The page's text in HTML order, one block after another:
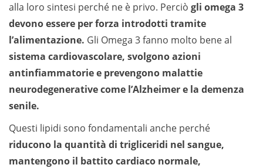
alla loro sintesi perché ne è privo. Perciò gli omega 3
devono essere per forza introdotti tramite
l’alimentazione. Gli Omega 3 fanno molto bene al
sistema cardiovascolare, svolgono azioni
antinfiammatorie e prevengono malattie
neurodegenerative come l’Alzheimer e la demenza
senile.
Questi lipidi sono fondamentali anche perché
riducono la quantità di trigliceridi nel sangue,
mantengono il battito cardiaco normale,